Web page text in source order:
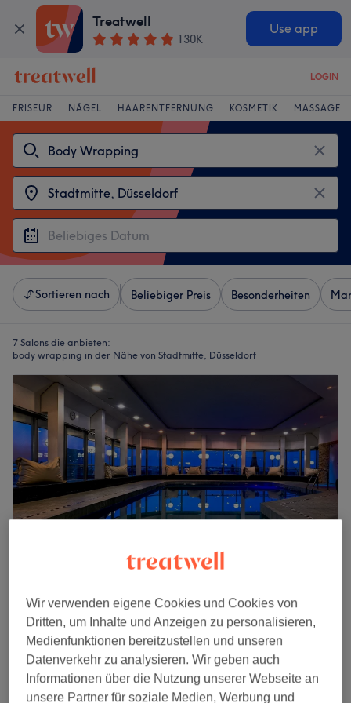
Treatwell
130K
Use app
LOGIN
FRISEUR NÄGEL HAARENTFERNUNG KOSMETIK MASSAGE
Sortieren nach Beliebiger Preis Besonderheiten
7 Salons die anbieten:
body wrapping in der Nähe von Stadtmitte, Düsseldorf
Sky Spa im Clayton Hotel Düsseldorf
4,8
341 Bewertungen
Oststraße, Düsseldorf
Auf Karte anzeigen
Body Wrapping
1 Std.
Schnellansicht Saloninfos
Wir verwenden eigene Cookies und Cookies von
Dritten, um Inhalte und Anzeigen zu personalisieren,
Medienfunktionen bereitzustellen und unseren
Datenverkehr zu analysieren. Wir geben auch
Informationen über die Nutzung unserer Webseite an
unsere Partner für soziale Medien, Werbung und